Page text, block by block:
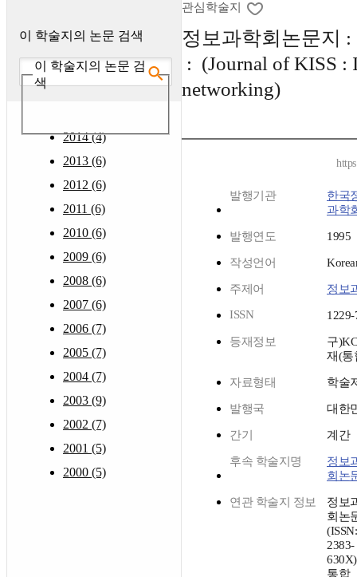
이 학술지의 논문 검색
이 학술지의 논문 검
색
2014 (4)
2013 (6)
2012 (6)
2011 (6)
2010 (6)
2009 (6)
2008 (6)
2007 (6)
2006 (7)
2005 (7)
2004 (7)
2003 (9)
2002 (7)
2001 (5)
2000 (5)
관심학술지
정보과학회논문지
: (Journal of KISS :
networking)
발행기관
한국
과학
발행연도 1995
작성언어
주제어
정보
ISSN
1229-
등재정보
구
재(통
자료형태 학술
발행국 대한
간기 계간
후속 학술지명
정보
회논
연관 학술지 정보
정보
회논
(ISSN:
2383-
통합